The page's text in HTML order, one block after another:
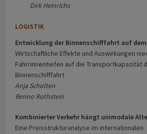
Dirk Heinrichs
LOGISTIK
Entwicklung der Binnenschifffahrt auf dem
Wirtschaftliche Effekte und Auswirkungen
Fahrrinnentiefen auf die Transportkapazität
Binnenschifffahrt
Anja Scholten
Benno Rothstein
Kombinierter Verkehr hängt unimodale
Eine Preisstrukturanalyse im internationalen